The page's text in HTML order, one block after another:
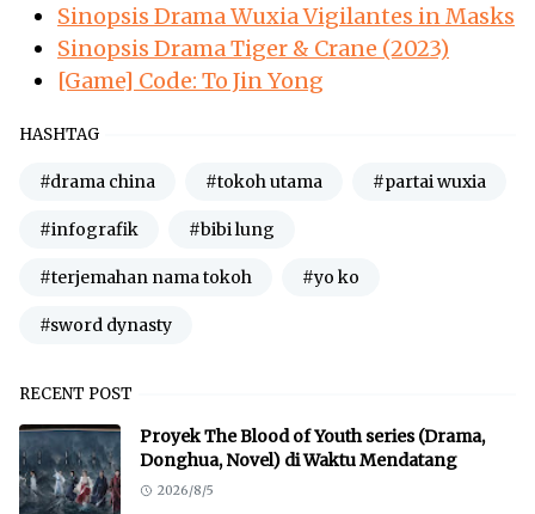
Sinopsis Drama Wuxia Vigilantes in Masks
Sinopsis Drama Tiger & Crane (2023)
[Game] Code: To Jin Yong
HASHTAG
#drama china #tokoh utama #partai wuxia
#infografik #bibi lung
#terjemahan nama tokoh #yo ko
#sword dynasty
RECENT POST
Proyek The Blood of Youth series (Drama,
Donghua, Novel) di Waktu Mendatang
2026/8/5